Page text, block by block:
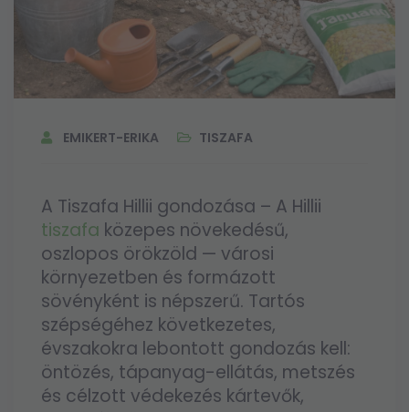
EMIKERT-ERIKA TISZAFA
A Tiszafa Hillii gondozása – A Hillii
tiszafa közepes növekedésű,
oszlopos örökzöld — városi
környezetben és formázott
sövényként is népszerű. Tartós
szépségéhez következetes,
évszakokra lebontott gondozás kell:
öntözés, tápanyag-ellátás, metszés
és célzott védekezés kártevők,